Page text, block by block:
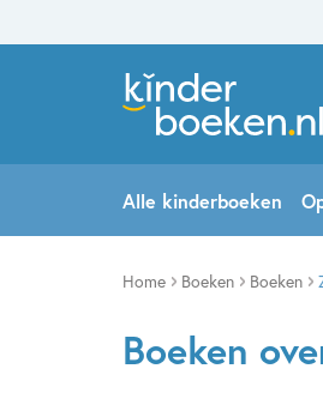
Alle kinderboeken
Home Boeken Boeken
Boeken